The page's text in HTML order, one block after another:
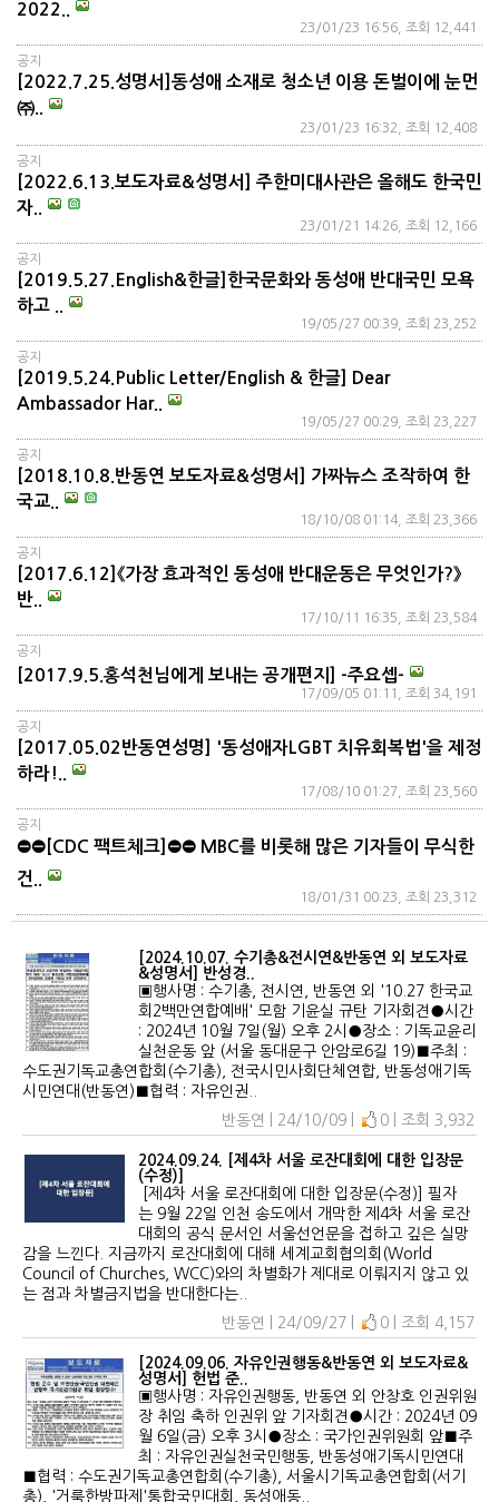
2022..
23/01/23 16:56, 조회 12,441
공지
[2022.7.25.성명서]동성애 소재로 청소년 이용 돈벌이에 눈먼
㈜..
23/01/23 16:32, 조회 12,408
공지
[2022.6.13.보도자료&성명서] 주한미대사관은 올해도 한국민
자..
23/01/21 14:26, 조회 12,166
공지
[2019.5.27.English&한글]한국문화와 동성애 반대국민 모욕
하고 ..
19/05/27 00:39, 조회 23,252
공지
[2019.5.24.Public Letter/English & 한글] Dear
Ambassador Har..
19/05/27 00:29, 조회 23,227
공지
[2018.10.8.반동연 보도자료&성명서] 가짜뉴스 조작하여 한
국교..
18/10/08 01:14, 조회 23,366
공지
[2017.6.12]《가장 효과적인 동성애 반대운동은 무엇인가?》
반..
17/10/11 16:35, 조회 23,584
공지
[2017.9.5.홍석천님에게 보내는 공개편지] -주요셉-
17/09/05 01:11, 조회 34,191
공지
[2017.05.02반동연성명] '동성애자LGBT 치유회복법'을 제정
하라!..
17/08/10 01:27, 조회 23,560
공지
⛔⛔[CDC 팩트체크]⛔⛔ MBC를 비롯해 많은 기자들이 무식한
건..
18/01/31 00:23, 조회 23,312
[2024.10.07. 수기총&전시연&반동연 외 보도자료
&성명서] 반성경..
▣행사명 : 수기총, 전시연, 반동연 외 '10.27 한국교
회2백만연합예배' 모함 기윤실 규탄 기자회견●시간
: 2024년 10월 7일(월) 오후 2시●장소 : 기독교윤리
실천운동 앞 (서울 동대문구 안암로6길 19)■주최 :
수도권기독교총연합회(수기총), 전국시민사회단체연합, 반동성애기독
시민연대(반동연)■협력 : 자유인권..
반동연 | 24/10/09 |
0 | 조회 3,932
2024.09.24. [제4차 서울 로잔대회에 대한 입장문
(수정)]
[제4차 서울 로잔대회에 대한 입장문(수정)] 필자
는 9월 22일 인천 송도에서 개막한 제4차 서울 로잔
대회의 공식 문서인 서울선언문을 접하고 깊은 실망
감을 느낀다. 지금까지 로잔대회에 대해 세계교회협의회(World
Council of Churches, WCC)와의 차별화가 제대로 이뤄지지 않고 있
는 점과 차별금지법을 반대한다는..
반동연 | 24/09/27 |
0 | 조회 4,157
[2024.09.06. 자유인권행동&반동연 외 보도자료&
성명서] 헌법 준..
▣행사명 : 자유인권행동, 반동연 외 안창호 인권위원
장 취임 축하 인권위 앞 기자회견●시간 : 2024년 09
월 6일(금) 오후 3시●장소 : 국가인권위원회 앞■주
최 : 자유인권실천국민행동, 반동성애기독시민연대
■협력 : 수도권기독교총연합회(수기총), 서울시기독교총연합회(서기
총), '거룩한방파제'통합국민대회, 동성애동..